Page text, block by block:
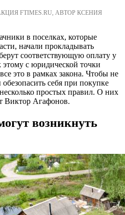
FTIMES.RU, АВТОР КСЕНИЯ
в поселках, которые
начали прокладывать
соответствующую оплату у
этому с юридической точки
это в рамках закона. Чтобы не
себя при покупке
простых правил. О них
Виктор Агафонов.
возникнуть